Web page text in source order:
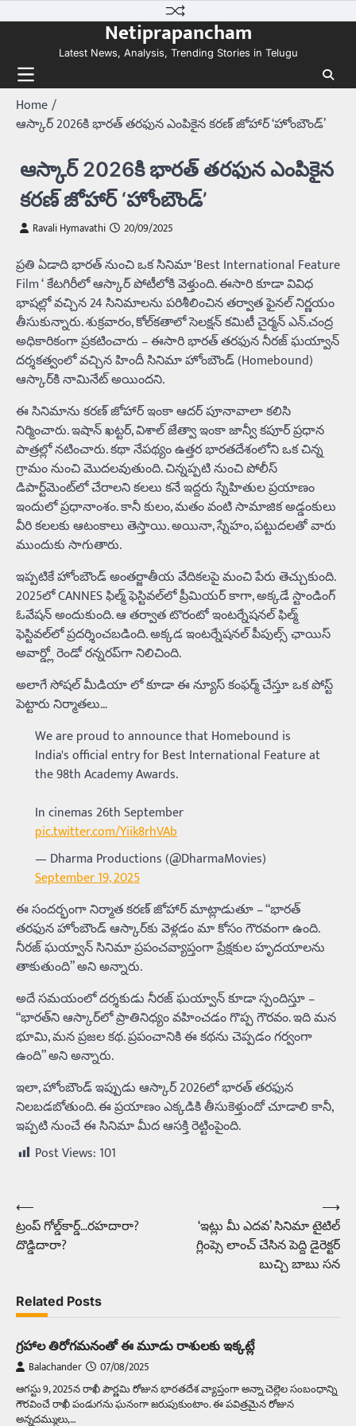
to
Netiprapancham
Latest News, Analysis, Trending Stories in Telugu
Home
ఆస్కార్ 2026కి భారత్ తరఫున ఎంపికైన కరణ్ జోహార్ ‘హోంబౌండ్’
ఆస్కార్ 2026కి భారత్ తరఫున ఎంపికైన
కరణ్ జోహార్ ‘హోంబౌండ్’
Ravali Hymavathi 20/09/2025
ప్రతి ఏడాది భారత్‌ నుంచి ఒక సినిమా ‘Best International Feature
Film ‘ కేటగిరీలో ఆస్కార్‌ పోటీలోకి వెళ్తుంది. ఈసారి కూడా వివిధ
భాషల్లో వచ్చిన 24 సినిమాలను పరిశీలించిన తర్వాత ఫైనల్‌ నిర్ణయం
తీసుకున్నారు. శుక్రవారం, కోల్‌కతాలో సెలక్షన్‌ కమిటీ చైర్మన్‌ ఎన్.చంద్ర
అధికారికంగా ప్రకటించారు – ఈసారి భారత్‌ తరఫున నీరజ్‌ ఘయ్వాన్
దర్శకత్వంలో వచ్చిన హిందీ సినిమా హోంబౌండ్ (Homebound)
ఆస్కార్‌కి నామినేట్‌ అయిందని.
ఈ సినిమాను కరణ్ జోహార్ ఇంకా ఆదర్ పూనావాలా కలిసి
నిర్మించారు. ఇషాన్ ఖట్టర్, విశాల్ జేత్వా ఇంకా జాన్వీ కపూర్ ప్రధాన
పాత్రల్లో నటించారు. కథా నేపథ్యం ఉత్తర భారతదేశంలోని ఒక చిన్న
గ్రామం నుంచి మొదలవుతుంది. చిన్నప్పటి నుంచి పోలీస్‌
డిపార్ట్‌మెంట్‌లో చేరాలని కలలు కనే ఇద్దరు స్నేహితుల ప్రయాణం
ఇందులో ప్రధానాంశం. కానీ కులం, మతం వంటి సామాజిక అడ్డంకులు
వీరి కలలకు ఆటంకాలు తెస్తాయి. అయినా, స్నేహం, పట్టుదలతో వారు
ముందుకు సాగుతారు.
ఇప్పటికే హోంబౌండ్ అంతర్జాతీయ వేదికలపై మంచి పేరు తెచ్చుకుంది.
2025లో CANNES ఫిల్మ్‌ ఫెస్టివల్‌లో ప్రీమియర్‌ కాగా, అక్కడే స్టాండింగ్‌
ఓవేషన్‌ అందుకుంది. ఆ తర్వాత టొరంటో ఇంటర్నేషనల్‌ ఫిల్మ్‌
ఫెస్టివల్‌లో ప్రదర్శించబడింది. అక్కడ ఇంటర్నేషనల్‌ పీపుల్స్‌ ఛాయిస్
అవార్డ్లో రెండో రన్నరప్‌గా నిలిచింది.
అలాగే సోషల్ మీడియా లో కూడా ఈ న్యూస్ కంఫర్మ్ చేస్తూ ఒక పోస్ట్
పెట్టారు నిర్మాతలు…
We are proud to announce that Homebound is
India's official entry for Best International Feature at
the 98th Academy Awards.
In cinemas 26th September
pic.twitter.com/Yiik8rhVAb
— Dharma Productions (@DharmaMovies)
September 19, 2025
ఈ సందర్భంగా నిర్మాత కరణ్ జోహార్ మాట్లాడుతూ – “భారత్‌
తరఫున హోంబౌండ్‌ ఆస్కార్‌కు వెళ్లడం మా కోసం గౌరవంగా ఉంది.
నీరజ్‌ ఘయ్వాన్‌ సినిమా ప్రపంచవ్యాప్తంగా ప్రేక్షకుల హృదయాలను
తాకుతుంది” అని అన్నారు.
అదే సమయంలో దర్శకుడు నీరజ్ ఘయ్వాన్ కూడా స్పందిస్తూ –
“భారత్‌ని ఆస్కార్‌లో ప్రాతినిధ్యం వహించడం గొప్ప గౌరవం. ఇది మన
భూమి, మన ప్రజల కథ. ప్రపంచానికి ఈ కథను చెప్పడం గర్వంగా
ఉంది” అని అన్నారు.
ఇలా, హోంబౌండ్ ఇప్పుడు ఆస్కార్‌ 2026లో భారత్‌ తరఫున
నిలబడబోతుంది. ఈ ప్రయాణం ఎక్కడికి తీసుకెళ్తుందో చూడాలి కానీ,
ఇప్పటి నుంచే ఈ సినిమా మీద ఆసక్తి రెట్టింపైంది.
Post Views: 101
Post
navigation
⟵
ట్రంప్‌ గోల్డ్‌కార్డ్‌…రహదారా?
దొడ్డిదారా?
‘ఇట్లు మీ ఎదవ’ సినిమా టైటిల్
గ్లింప్సె లాంచ్ చేసిన పెద్ది డైరెక్టర్
బుచ్చి బాబు సన
⟶
Related Posts
గ్రహాల తిరోగమనంతో ఈ మూడు రాశులకు ఇక్కట్లే
Balachander 07/08/2025
ఆగస్టు 9, 2025న రాఖీ పౌర్ణమి రోజున భారతదేశ వ్యాప్తంగా అన్నా చెల్లెల సంబంధాన్ని
గౌరవించే రాఖీ పండుగను ఘనంగా జరుపుకుంటాం. ఈ పవిత్రమైన రోజున
అన్నదమ్ములు,…